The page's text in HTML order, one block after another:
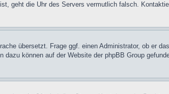
geht die Uhr des Servers vermutlich falsch.
übersetzt. Frage ggf. einen Administrator, ob er
können auf der Website der phpBB Group